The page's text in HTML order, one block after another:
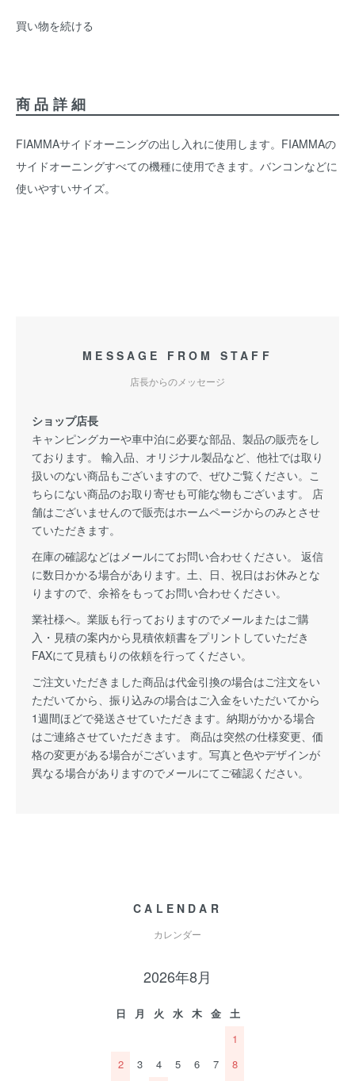
買い物を続ける
商品詳細
FIAMMAサイドオーニングの出し入れに使用します。FIAMMAの
サイドオーニングすべての機種に使用できます。バンコンなどに
使いやすいサイズ。
MESSAGE FROM STAFF
店長からのメッセージ
ショップ店長
キャンピングカーや車中泊に必要な部品、製品の販売をし
ております。 輸入品、オリジナル製品など、他社では取り
扱いのない商品もございますので、ぜひご覧ください。こ
ちらにない商品のお取り寄せも可能な物もございます。 店
舗はございませんので販売はホームページからのみとさせ
ていただきます。
在庫の確認などはメールにてお問い合わせください。 返信
に数日かかる場合があります。土、日、祝日はお休みとな
りますので、余裕をもってお問い合わせください。
業社様へ。業販も行っておりますのでメールまたはご購
入・見積の案内から見積依頼書をプリントしていただき
FAXにて見積もりの依頼を行ってください。
ご注文いただきました商品は代金引換の場合はご注文をい
ただいてから、振り込みの場合はご入金をいただいてから
1週間ほどで発送させていただきます。納期がかかる場合
はご連絡させていただきます。 商品は突然の仕様変更、価
格の変更がある場合がございます。写真と色やデザインが
異なる場合がありますのでメールにてご確認ください。
CALENDAR
カレンダー
2026年8月
日 月 火 水 木 金
土
1
2
3 4 5 6 7
8